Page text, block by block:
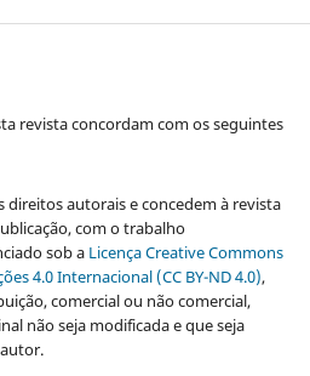
revista concordam com os seguintes
direitos autorais e concedem à revista
com o trabalho
sob aLicença Creative Commons
4.0 Internacional (CC BY-ND 4.0),
comercial ou não comercial,
não seja modificada e que seja